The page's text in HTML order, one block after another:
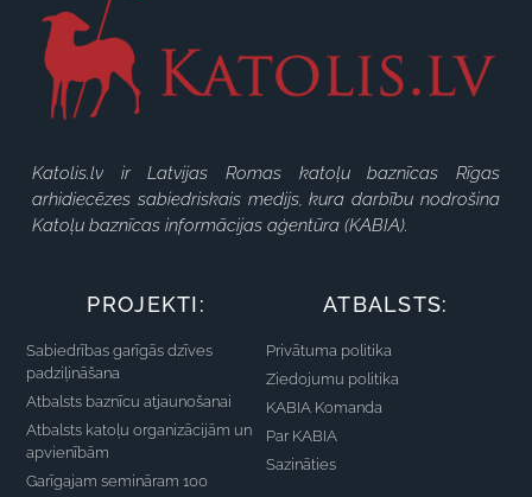
Katolis.lv ir Latvijas Romas katoļu baznīcas Rīgas
arhidiecēzes sabiedriskais medijs, kura darbību nodrošina
Katoļu baznīcas informācijas aģentūra (KABIA).
PROJEKTI:
Sabiedrības garīgās dzīves
padziļināšana
Atbalsts baznīcu atjaunošanai
Atbalsts katoļu organizācijām un
apvienībām
Garīgajam semināram 100
ATBALSTS:
Privātuma politika
Ziedojumu politika
KABIA Komanda
Par KABIA
Sazināties